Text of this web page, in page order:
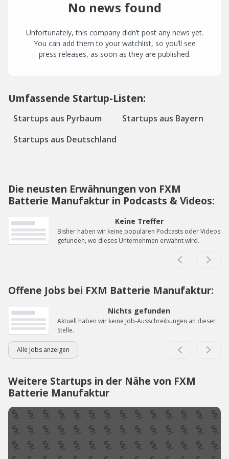
No news found
Unfortunately, this company didn’t post any news yet.
You can add them to your watchlist, so you’ll see
press releases, as soon as they are published.
Umfassende Startup-Listen:
Startups aus Pyrbaum
Startups aus Bayern
Startups aus Deutschland
Die neusten Erwähnungen von FXM
Batterie Manufaktur in Podcasts & Videos:
Keine Treffer
Bisher haben wir keine populären Podcasts oder Videos
gefunden, wo dieses Unternehmen erwähnt wird.
Offene Jobs bei FXM Batterie Manufaktur:
Nichts gefunden
Aktuell haben wir keine Job-Ausschreibungen an dieser
Stelle.
Alle Jobs anzeigen
Weitere Startups in der Nähe von FXM
Batterie Manufaktur